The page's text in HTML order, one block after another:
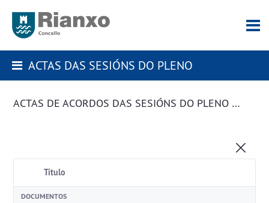
ACTAS DAS SESIÓNS DO PLENO
ACTAS DE ACORDOS DAS SESIÓNS DO PLENO DA CORPORACIÓN
Título
DOCUMENTOS